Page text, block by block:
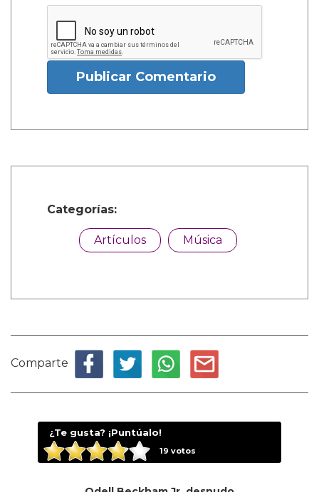
Publicar Comentario
Categorías:
Artículos Música
Comparte
¿Te gusta? ¡Puntúalo!
19 votos